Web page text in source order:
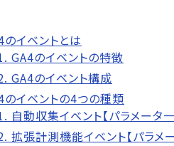
イベントとは
GA4のイベントの特徴
GA4のイベント構成
のイベントの4つの種類
自動収集イベント【パラメータ一
拡張計測機能イベント【パラメ